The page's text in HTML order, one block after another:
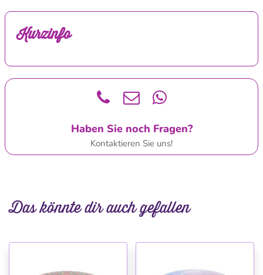
Kurzinfo
Haben Sie noch Fragen?
Kontaktieren Sie uns!
Das könnte dir auch gefallen